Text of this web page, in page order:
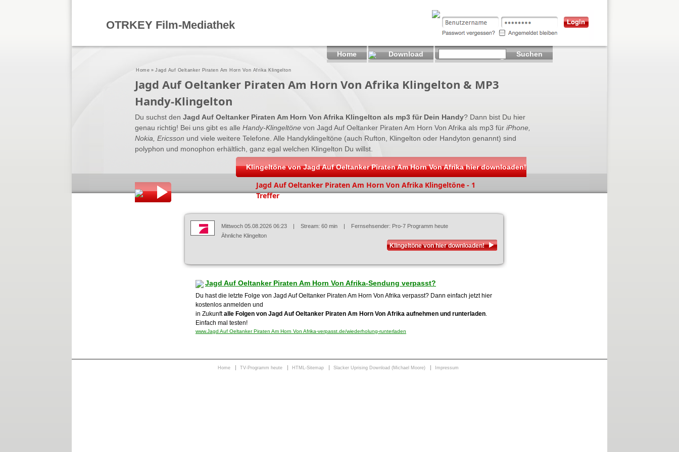
Jagd Auf Oeltanker Piraten Am Horn Von Afrika Klingelton & MP3
Handy-Klingelton
Du suchst den Jagd Auf Oeltanker Piraten Am Horn Von Afrika Klingelton als mp3 für Dein Handy? Dann bist Du hier
genau richtig! Bei uns gibt es alle Handy-Klingeltöne von Jagd Auf Oeltanker Piraten Am Horn Von Afrika als mp3 für iPhone,
Nokia, Ericsson und viele weitere Telefone. Alle Handyklingeltöne (auch Rufton, Klingelton oder Handyton genannt) sind
polyphon und monophon erhältlich, ganz egal welchen Klingelton Du willst.
Klingeltöne von Jagd Auf Oeltanker Piraten Am Horn Von Afrika hier downloaden!
Jagd Auf Oeltanker Piraten Am Horn Von Afrika Klingeltöne - 1
Treffer
Mittwoch 05.08.2026 06:23 | Stream: 60 min | Fernsehsender: Pro-7 Programm heute
Ähnliche Klingelton
Klingeltöne von hier downloaden!
Jagd Auf Oeltanker Piraten Am Horn Von Afrika-Sendung verpasst?
Du hast die letzte Folge von Jagd Auf Oeltanker Piraten Am Horn Von Afrika verpasst? Dann einfach jetzt hier
kostenlos anmelden und
in Zukunftalle Folgen von Jagd Auf Oeltanker Piraten Am Horn Von Afrika aufnehmen und runterladen.
Einfach mal testen!
www.Jagd Auf Oeltanker Piraten Am Horn Von Afrika-verpasst.de/wiederholung-runterladen
Home »Jagd Auf Oeltanker Piraten Am Horn Von Afrika Klingelton
OTRKEY Film-Mediathek
Home Download Suchen
Home TV-Programm heute HTML-Sitemap Slacker Uprising Download (Michael Moore) Impressum